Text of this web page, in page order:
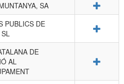
SA
PUBLICS DE
DE
AL